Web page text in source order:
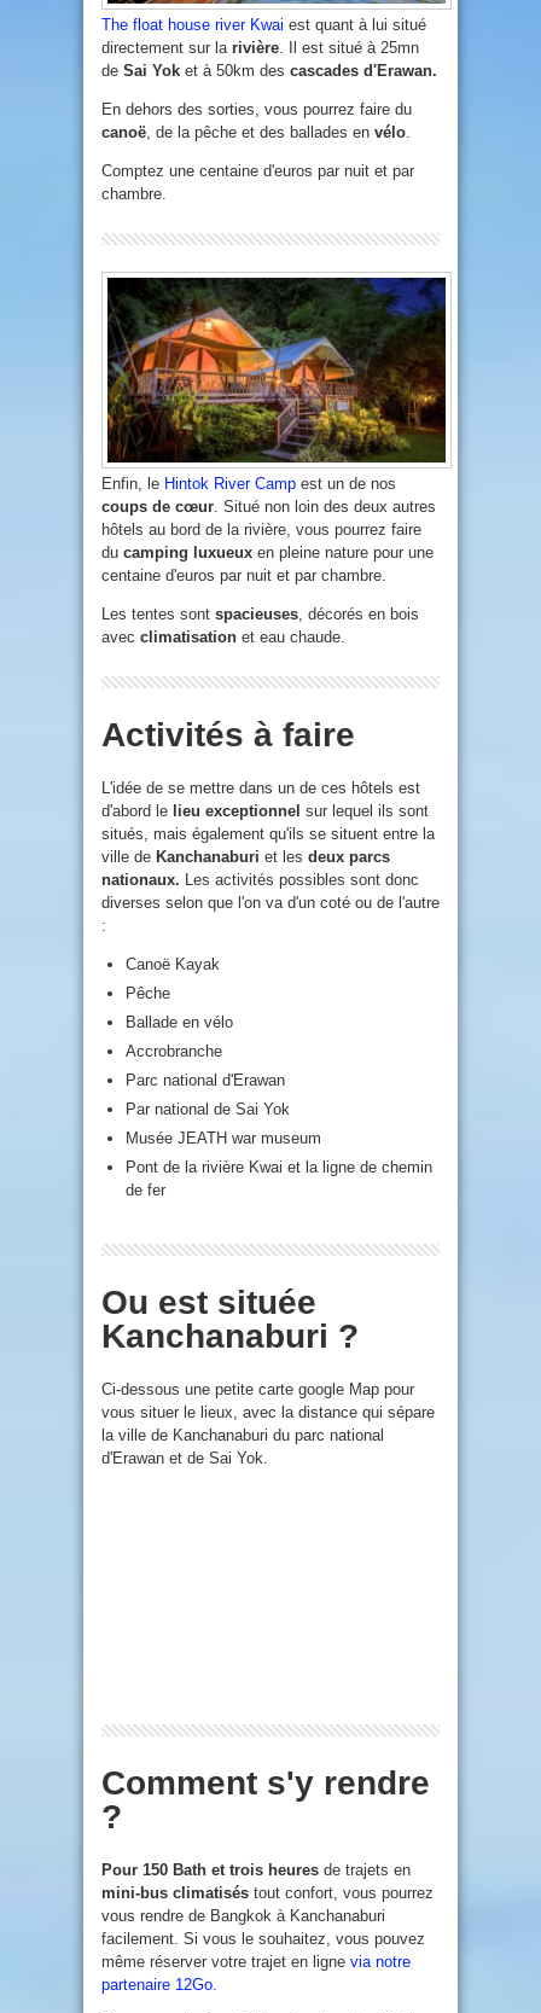
The float house river Kwai est quant à lui situé
directement sur la rivière. Il est situé à 25mn
de Sai Yok et à 50km des cascades d'Erawan.
En dehors des sorties, vous pourrez faire du
canoë, de la pêche et des ballades en vélo.
Comptez une centaine d'euros par nuit et par
chambre.
Enfin, le Hintok River Camp est un de nos
coups de cœur. Situé non loin des deux autres
hôtels au bord de la rivière, vous pourrez faire
du camping luxueux en pleine nature pour une
centaine d'euros par nuit et par chambre.
Les tentes sont spacieuses, décorés en bois
avec climatisation et eau chaude.
Activités à faire
L'idée de se mettre dans un de ces hôtels est
d'abord le lieu exceptionnel sur lequel ils sont
situés, mais également qu'ils se situent entre la
ville de Kanchanaburi et les deux parcs
nationaux. Les activités possibles sont donc
diverses selon que l'on va d'un coté ou de l'autre
:
Canoë Kayak
Pêche
Ballade en vélo
Accrobranche
Parc national d'Erawan
Par national de Sai Yok
Musée JEATH war museum
Pont de la rivière Kwai et la ligne de chemin
de fer
Ou est située
Kanchanaburi ?
Ci-dessous une petite carte google Map pour
vous situer le lieux, avec la distance qui sépare
la ville de Kanchanaburi du parc national
d'Erawan et de Sai Yok.
Comment s'y rendre
?
Pour 150 Bath et trois heures de trajets en
mini-bus climatisés tout confort, vous pourrez
vous rendre de Bangkok à Kanchanaburi
facilement. Si vous le souhaitez, vous pouvez
même réserver votre trajet en ligne via notre
partenaire 12Go.